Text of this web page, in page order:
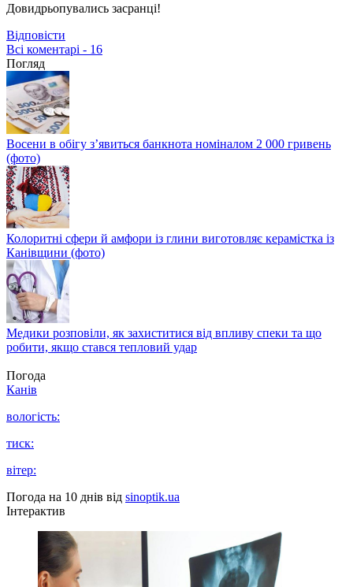
Довидрьопувались засранці!
Відповіcти
Всі коментарі - 16
Погляд
Восени в обігу з’явиться банкнота номіналом 2 000 гривень
(фото)
Колоритні сфери й амфори із глини виготовляє керамістка із
Канівщини (фото)
Медики розповіли, як захиститися від впливу спеки та що
робити, якщо стався тепловий удар
Погода
Канів
вологість:
тиск:
вітер:
Погода на 10 днів від sinoptik.ua
Інтерактив